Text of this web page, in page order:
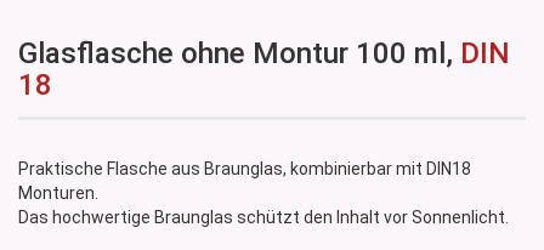
Glasflasche ohne Montur 100 ml, DIN
18
Praktische Flasche aus Braunglas, kombinierbar mit DIN18
Monturen.
Das hochwertige Braunglas schützt den Inhalt vor Sonnenlicht.